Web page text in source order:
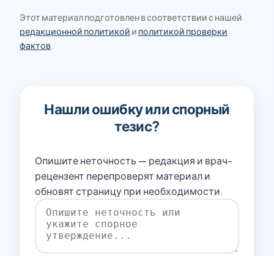
Этот материал подготовлен в соответствии с нашей
редакционной политикой и политикой проверки
фактов
Нашли ошибку или спорный
тезис?
Опишите неточность — редакция и врач-
рецензент перепроверят материал и
обновят страницу при необходимости.